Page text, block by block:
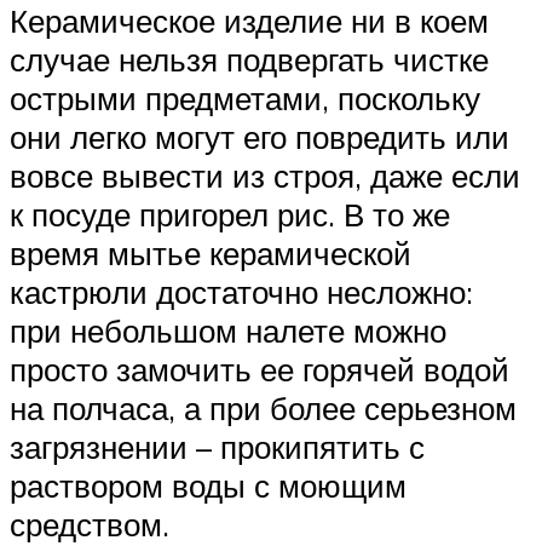
Керамическое изделие ни в коем
случае нельзя подвергать чистке
острыми предметами, поскольку
они легко могут его повредить или
вовсе вывести из строя, даже если
к посуде пригорел рис. В то же
время мытье керамической
кастрюли достаточно несложно:
при небольшом налете можно
просто замочить ее горячей водой
на полчаса, а при более серьезном
загрязнении – прокипятить с
раствором воды с моющим
средством.